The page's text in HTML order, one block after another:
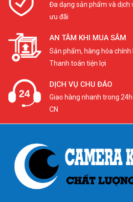
Đa dạng sản phẩm và dịch
ưu đãi
AN TÂM KHI MUA SẮM
Sản phẩm, hàng hóa chính
Thanh toán tiện lợi
DỊCH VỤ CHU ĐÁO
Giao hàng nhanh trong
CN